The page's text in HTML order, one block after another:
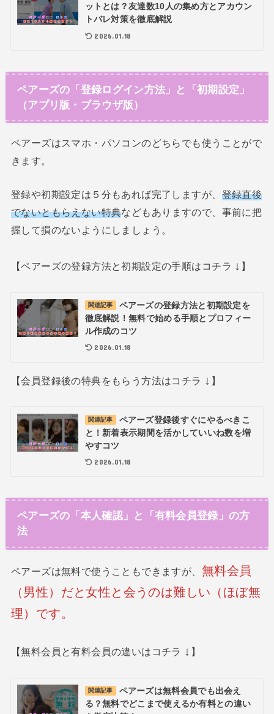
ットとは？友達数10人の集め方とアカウン
トバレ対策を徹底解説
2026.01.18
ペアーズの「登録ログイン方法」と「初期設定」
（アプリ版・ブラウザ版）
ペアーズはスマホ・パソコンのどちらでも使うことがで
きます。
登録や初期設定は５分もあれば完了しますが、 登録直後
でないともらえない特典などもありますので、事前に把
握して損のないようにしましょう。
【ペアーズの登録方法と初期設定の手順はコチラ ↓ 】
関連記事
ペアーズの登録方法と初期設定を
徹底解説！無料で始める手順とプロフィー
ル作成のコツ
2026.01.18
【会員登録後の特典をもらう方法はコチラ ↓ 】
関連記事
ペアーズ登録後すぐにやるべきこ
と！新着表示期間を活かしていいね数を増
やすコツ
2026.01.18
ペアーズの「本人確認」と「有料会員登録」の方
法
ペアーズは無料で使うこともできますが、 無料会員
（男性）だと女性と会うのは難しい（ほぼ無
理）です。
【無料会員と有料会員の違いはコチラ ↓ 】
関連記事
ペアーズは無料会員でも出会え
る？無料でどこまで使えるか有料との違い